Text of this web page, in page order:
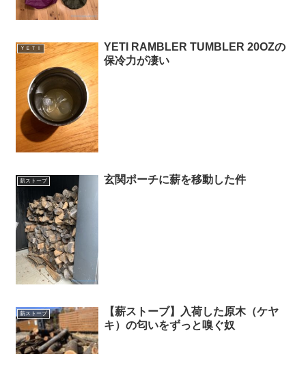
ＹＥＴＩ
YETI RAMBLER TUMBLER 20OZの
保冷力が凄い
薪ストーブ 玄関ポーチに薪を移動した件
薪ストーブ
【薪ストーブ】入荷した原木（ケヤ
キ）の匂いをずっと嗅ぐ奴